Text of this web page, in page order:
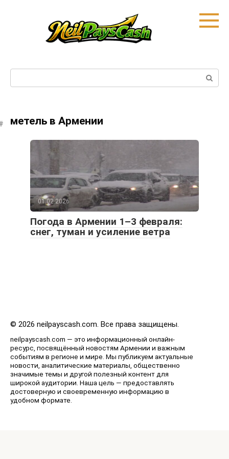
метель в Армении
01.02.2026
Погода в Армении 1–3 февраля:
снег, туман и усиление ветра
© 2026 neilpayscash.com. Все права защищены.
neilpayscash.com — это информационный онлайн-
ресурс, посвящённый новостям Армении и важным
событиям в регионе и мире. Мы публикуем актуальные
новости, аналитические материалы, общественно
значимые темы и другой полезный контент для
широкой аудитории. Наша цель — предоставлять
достоверную и своевременную информацию в
удобном формате.